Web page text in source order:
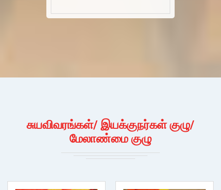
சுயவிவரங்கள்/ இயக்குநர்கள் குழு/
மேலாண்மை குழு